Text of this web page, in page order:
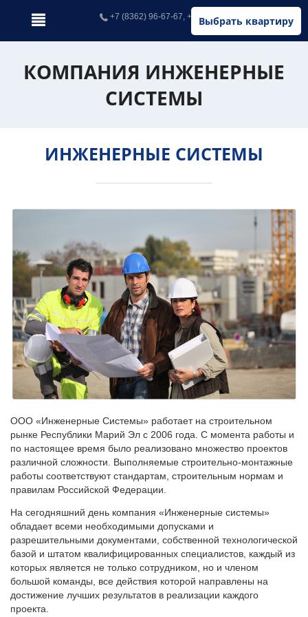
Выбрать квартиру
+7 (8362) 96-67-67, +7 (902) 326-67-67
КОМПАНИЯ ИНЖЕНЕРНЫЕ
СИСТЕМЫ
ИНЖЕНЕРНЫЕ СИСТЕМЫ
ООО «Инженерные Системы» работает на строительном
рынке Республики Марий Эл с 2006 года. С момента работы и
по настоящее время было реализовано множество проектов
различной сложности. Выполняемые строительно-монтажные
работы соответствуют стандартам, строительным нормам и
правилам Российской Федерации.
На сегодняшний день компания «Инженерные системы»
обладает всеми необходимыми допусками и
разрешительными документами, собственной технологической
базой и штатом квалифицированных специалистов, каждый из
которых является не только сотрудником, но и членом
большой команды, все действия которой направлены на
достижение лучших результатов в реализации каждого
проекта.